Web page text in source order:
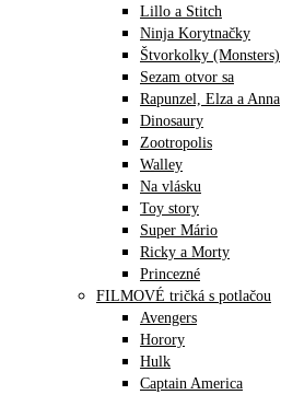
Lillo a Stitch
Ninja Korytnačky
Štvorkolky (Monsters)
Sezam otvor sa
Rapunzel, Elza a Anna
Dinosaury
Zootropolis
Walley
Na vlásku
Toy story
Super Mário
Ricky a Morty
Princezné
FILMOVÉ tričká s potlačou
Avengers
Horory
Hulk
Captain America